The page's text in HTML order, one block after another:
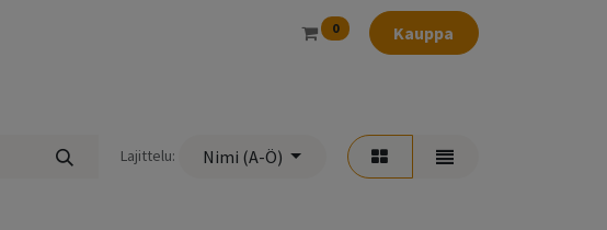
0 Kauppa
Lajittelu: Nimi (A-Ö)